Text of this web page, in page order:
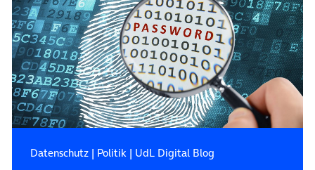
Datenschutz| Politik| UdL Digital Blog